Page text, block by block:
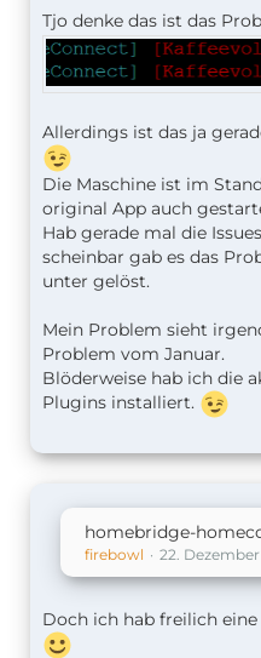
Tjo denke das ist das
Allerdings ist das ja
Die Maschine ist im
original App auch
Hab gerade mal die
scheinbar gab es das
unter gelöst.
Mein Problem sieht
Problem vom Januar.
Blöderweise hab ich die
Plugins installiert.
homebridge-
firebowl 22.
Doch ich hab freilich